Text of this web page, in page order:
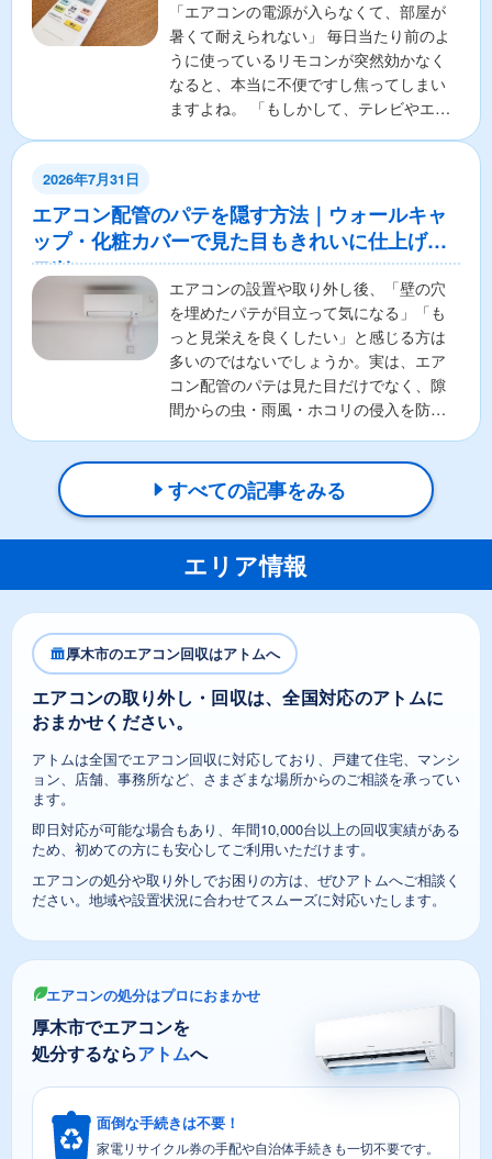
「エアコンの電源が入らなくて、部屋が
暑くて耐えられない」 毎日当たり前のよ
うに使っているリモコンが突然効かなく
なると、本当に不便ですし焦ってしまい
ますよね。 「もしかして、テレビやエア
2026年7月31日
エアコン配管のパテを隠す方法｜ウォールキャ
ップ・化粧カバーで見た目もきれいに仕上げる
コツ
エアコンの設置や取り外し後、「壁の穴
を埋めたパテが目立って気になる」「も
っと見栄えを良くしたい」と感じる方は
多いのではないでしょうか。実は、エア
コン配管のパテは見た目だけでなく、隙
間からの虫・雨風・ホコリの侵入を防ぐ
すべての記事をみる
エリア情報
厚木市のエアコン回収はアトムへ
エアコンの取り外し・回収は、全国対応のアトムに
おまかせください。
アトムは全国でエアコン回収に対応しており、戸建て住宅、マンシ
ョン、店舗、事務所など、さまざまな場所からのご相談を承ってい
ます。
即日対応が可能な場合もあり、年間10,000台以上の回収実績がある
ため、初めての方にも安心してご利用いただけます。
エアコンの処分や取り外しでお困りの方は、ぜひアトムへご相談く
ださい。地域や設置状況に合わせてスムーズに対応いたします。
エアコンの処分はプロにおまかせ
厚木市でエアコンを
処分するならアトムへ
面倒な手続きは不要！
家電リサイクル券の手配や自治体手続きも一切不要です。